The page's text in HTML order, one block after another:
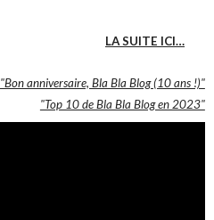
LA SUITE ICI…
"Bon anniversaire, Bla Bla Blog (10 ans !)"
"Top 10 de Bla Bla Blog en 2023"